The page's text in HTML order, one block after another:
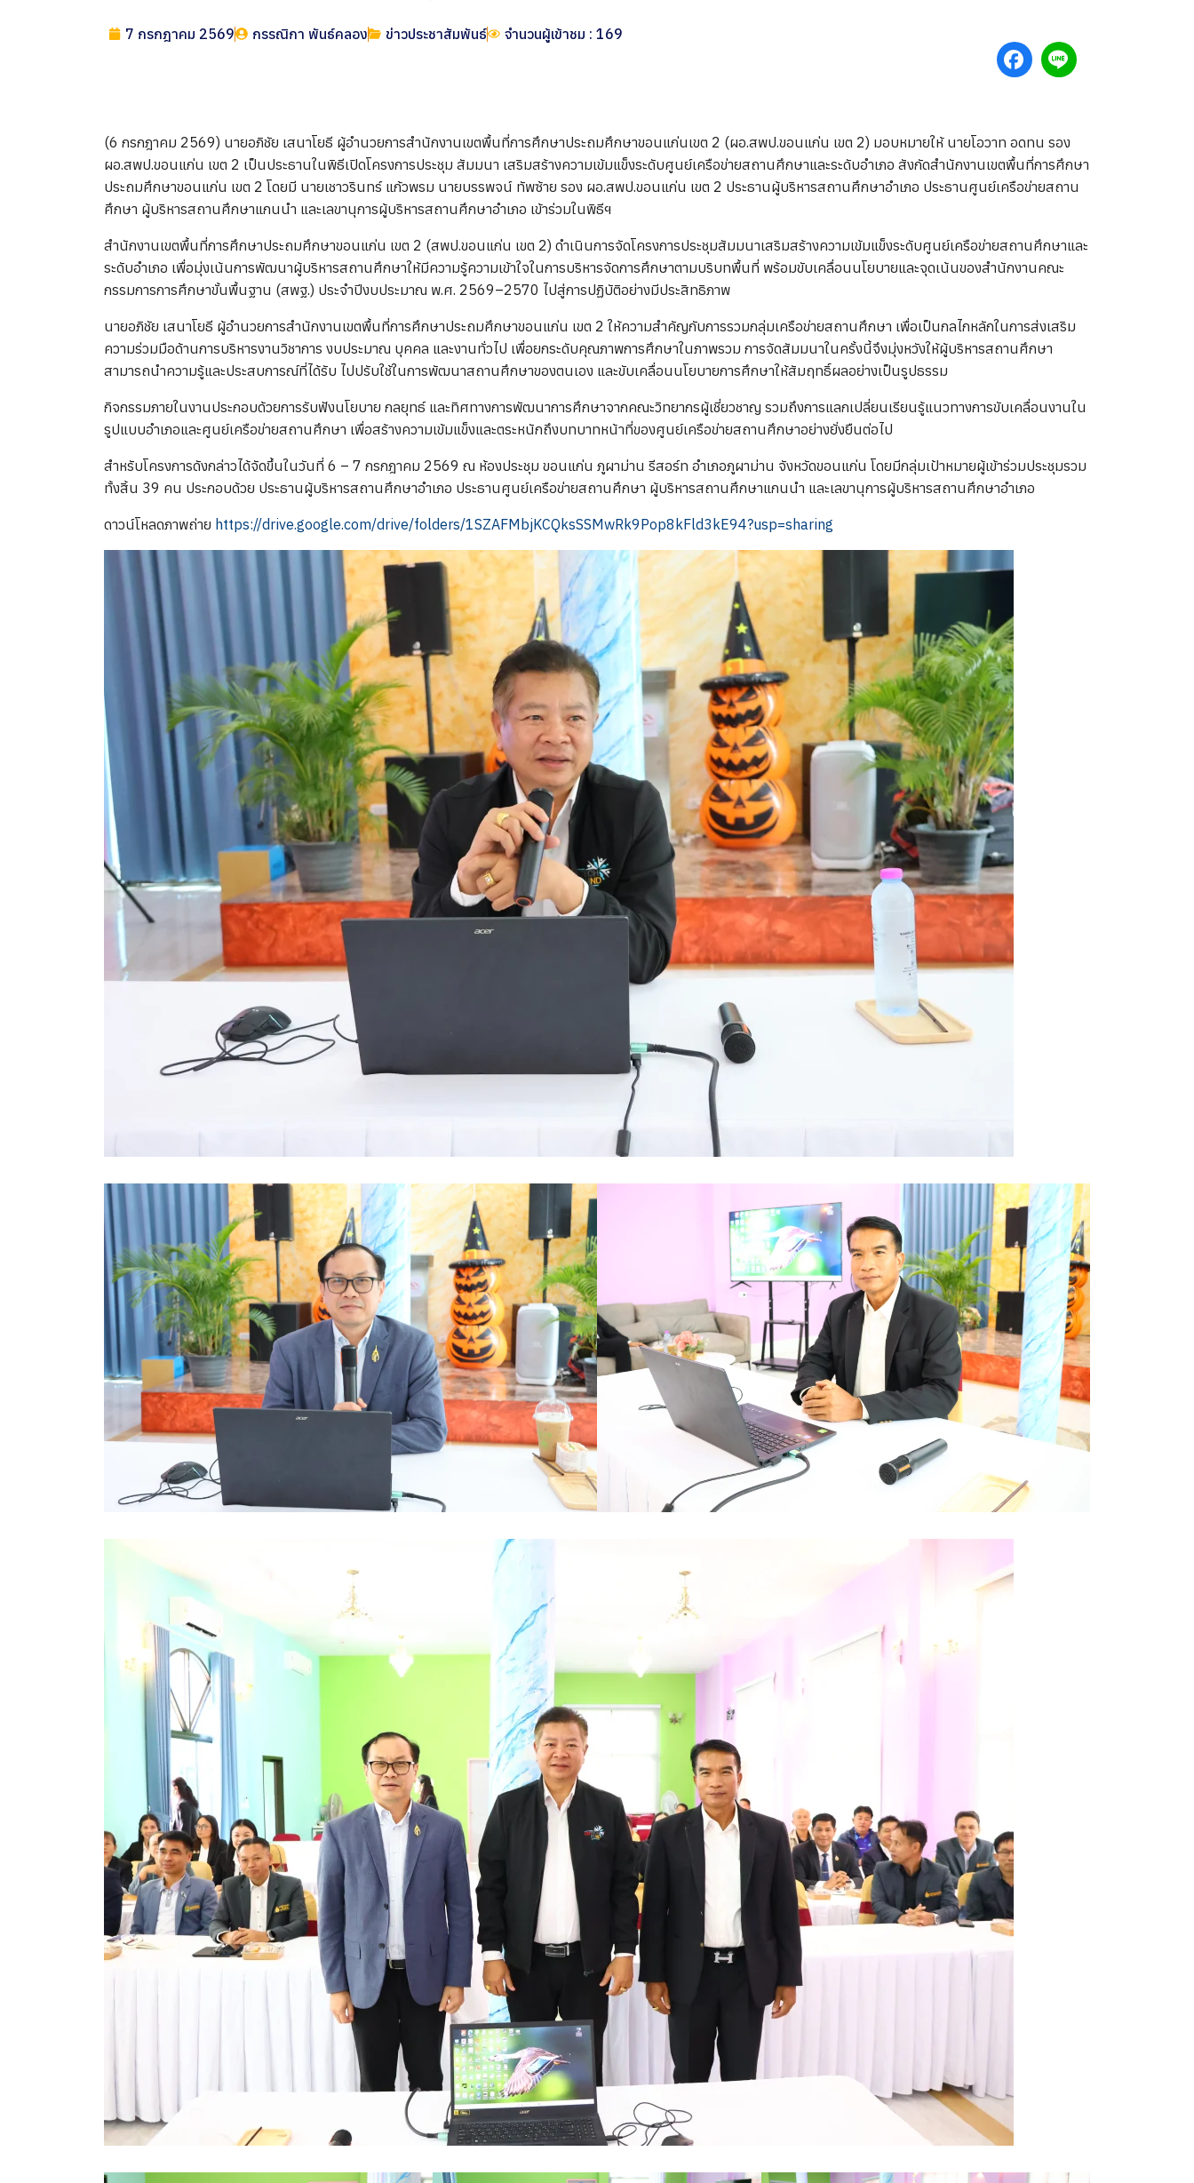
7 กรกฎาคม 2569 กรรณิกา พันธ์คลอง ข่าวประชาสัมพันธ์ จำนวนผู้เข้าชม : 169
(6 กรกฎาคม 2569) นายอภิชัย เสนาโยธี ผู้อำนวยการสำนักงานเขตพื้นที่การศึกษาประถมศึกษาขอนแก่นเขต 2 (ผอ.สพป.ขอนแก่น เขต 2) มอบหมายให้ นายโอวาท อดทน รอง
ผอ.สพป.ขอนแก่น เขต 2 เป็นประธานในพิธีเปิดโครงการประชุม สัมมนา เสริมสร้างความเข้มแข็งระดับศูนย์เครือข่ายสถานศึกษาและระดับอำเภอ สังกัดสำนักงานเขตพื้นที่การศึกษา
ประถมศึกษาขอนแก่น เขต 2 โดยมี นายเชาวรินทร์ แก้วพรม นายบรรพจน์ ทัพซ้าย รอง ผอ.สพป.ขอนแก่น เขต 2 ประธานผู้บริหารสถานศึกษาอำเภอ ประธานศูนย์เครือข่ายสถาน
ศึกษา ผู้บริหารสถานศึกษาแกนนำ และเลขานุการผู้บริหารสถานศึกษาอำเภอ เข้าร่วมในพิธีฯ
สำนักงานเขตพื้นที่การศึกษาประถมศึกษาขอนแก่น เขต 2 (สพป.ขอนแก่น เขต 2) ดำเนินการจัดโครงการประชุมสัมมนาเสริมสร้างความเข้มแข็งระดับศูนย์เครือข่ายสถานศึกษาและ
ระดับอำเภอ เพื่อมุ่งเน้นการพัฒนาผู้บริหารสถานศึกษาให้มีความรู้ความเข้าใจในการบริหารจัดการศึกษาตามบริบทพื้นที่ พร้อมขับเคลื่อนนโยบายและจุดเน้นของสำนักงานคณะ
กรรมการการศึกษาขั้นพื้นฐาน (สพฐ.) ประจำปีงบประมาณ พ.ศ. 2569–2570 ไปสู่การปฏิบัติอย่างมีประสิทธิภาพ
นายอภิชัย เสนาโยธี ผู้อำนวยการสำนักงานเขตพื้นที่การศึกษาประถมศึกษาขอนแก่น เขต 2 ให้ความสำคัญกับการรวมกลุ่มเครือข่ายสถานศึกษา เพื่อเป็นกลไกหลักในการส่งเสริม
ความร่วมมือด้านการบริหารงานวิชาการ งบประมาณ บุคคล และงานทั่วไป เพื่อยกระดับคุณภาพการศึกษาในภาพรวม การจัดสัมมนาในครั้งนี้จึงมุ่งหวังให้ผู้บริหารสถานศึกษา
สามารถนำความรู้และประสบการณ์ที่ได้รับ ไปปรับใช้ในการพัฒนาสถานศึกษาของตนเอง และขับเคลื่อนนโยบายการศึกษาให้สัมฤทธิ์ผลอย่างเป็นรูปธรรม
กิจกรรมภายในงานประกอบด้วยการรับฟังนโยบาย กลยุทธ์ และทิศทางการพัฒนาการศึกษาจากคณะวิทยากรผู้เชี่ยวชาญ รวมถึงการแลกเปลี่ยนเรียนรู้แนวทางการขับเคลื่อนงานใน
รูปแบบอำเภอและศูนย์เครือข่ายสถานศึกษา เพื่อสร้างความเข้มแข็งและตระหนักถึงบทบาทหน้าที่ของศูนย์เครือข่ายสถานศึกษาอย่างยั่งยืนต่อไป
สำหรับโครงการดังกล่าวได้จัดขึ้นในวันที่ 6 – 7 กรกฎาคม 2569 ณ ห้องประชุม ขอนแก่น ภูผาม่าน รีสอร์ท อำเภอภูผาม่าน จังหวัดขอนแก่น โดยมีกลุ่มเป้าหมายผู้เข้าร่วมประชุมรวม
ทั้งสิ้น 39 คน ประกอบด้วย ประธานผู้บริหารสถานศึกษาอำเภอ ประธานศูนย์เครือข่ายสถานศึกษา ผู้บริหารสถานศึกษาแกนนำ และเลขานุการผู้บริหารสถานศึกษาอำเภอ
ดาวน์โหลดภาพถ่าย https://drive.google.com/drive/folders/1SZAFMbjKCQksSSMwRk9Pop8kFld3kE94?usp=sharing